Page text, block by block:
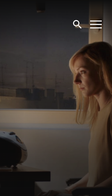
Wyszukaj